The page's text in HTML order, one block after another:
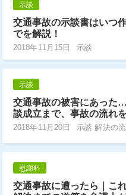
示談
交通事故の示談書はいつ
でを解説！
2018年11月15日 示談
示談
交通事故の被害にあった
談成立まで、事故の流れ
2018年11月20日 示談 解決の
慰謝料
交通事故に遭ったら｜こ